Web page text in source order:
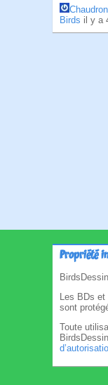
Chaudron
Birds il y a
Propriété
Les BDs et
sont
Toute